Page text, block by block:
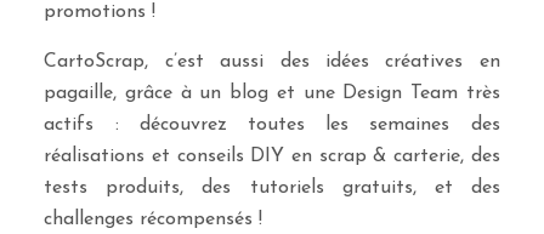
promotions !
CartoScrap, c’est aussi des idées créatives en
pagaille, grâce à un blog et une Design Team très
actifs : découvrez toutes les semaines des
réalisations et conseils DIY en scrap & carterie, des
tests produits, des tutoriels gratuits, et des
challenges récompensés !